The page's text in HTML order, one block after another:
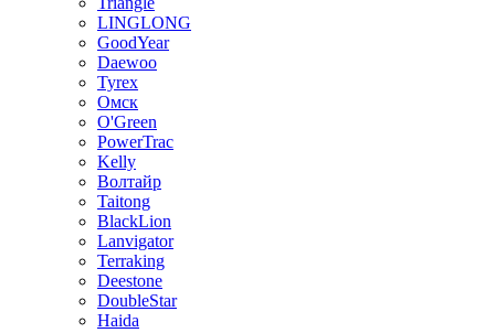
LINGLONG
GoodYear
Daewoo
Tyrex
Омск
O'Green
PowerTrac
Kelly
Волтайр
Taitong
BlackLion
Lanvigator
Terraking
Deestone
DoubleStar
Haida